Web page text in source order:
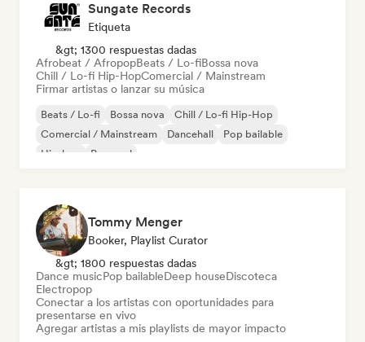
Sungate Records
Etiqueta
&gt; 1300 respuestas dadas
Afrobeat / AfropopBeats / Lo-fiBossa nova
Chill / Lo-fi Hip-HopComercial / Mainstream
Firmar artistas o lanzar su música
Beats / Lo-fi Bossa nova
Chill / Lo-fi Hip-Hop
Comercial / Mainstream
Dancehall
Pop bailable
Hip-hop
Pop soul
Tommy Menger
Booker, Playlist Curator
&gt; 1800 respuestas dadas
Dance musicPop bailableDeep houseDiscoteca
Electropop
Conectar a los artistas con oportunidades para
presentarse en vivo
Agregar artistas a mis playlists de mayor impacto